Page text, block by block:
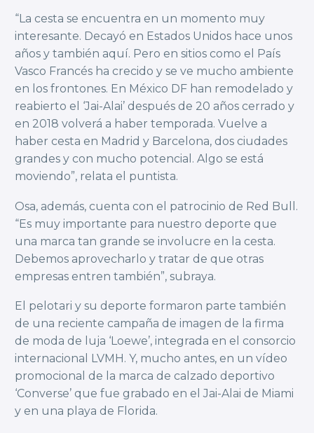
“La cesta se encuentra en un momento muy
interesante. Decayó en Estados Unidos hace unos
años y también aquí. Pero en sitios como el País
Vasco Francés ha crecido y se ve mucho ambiente
en los frontones. En México DF han remodelado y
reabierto el ‘Jai-Alai’ después de 20 años cerrado y
en 2018 volverá a haber temporada. Vuelve a
haber cesta en Madrid y Barcelona, dos ciudades
grandes y con mucho potencial. Algo se está
moviendo”, relata el puntista.
Osa, además, cuenta con el patrocinio de Red Bull.
“Es muy importante para nuestro deporte que
una marca tan grande se involucre en la cesta.
Debemos aprovecharlo y tratar de que otras
empresas entren también”, subraya.
El pelotari y su deporte formaron parte también
de una reciente campaña de imagen de la firma
de moda de luja ‘Loewe’, integrada en el consorcio
internacional LVMH. Y, mucho antes, en un vídeo
promocional de la marca de calzado deportivo
‘Converse’ que fue grabado en el Jai-Alai de Miami
y en una playa de Florida.